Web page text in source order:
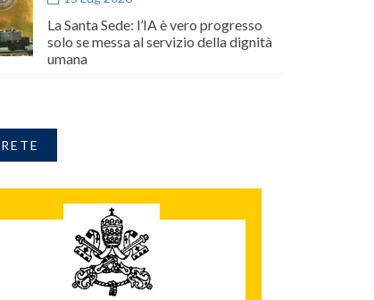
La Santa Sede: l’IA è vero progresso
solo se messa al servizio della dignità
umana